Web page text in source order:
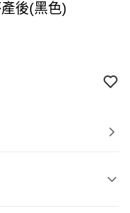
後(黑色)